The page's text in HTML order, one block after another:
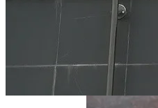
Hyundai
Традиций И
На «сотню»